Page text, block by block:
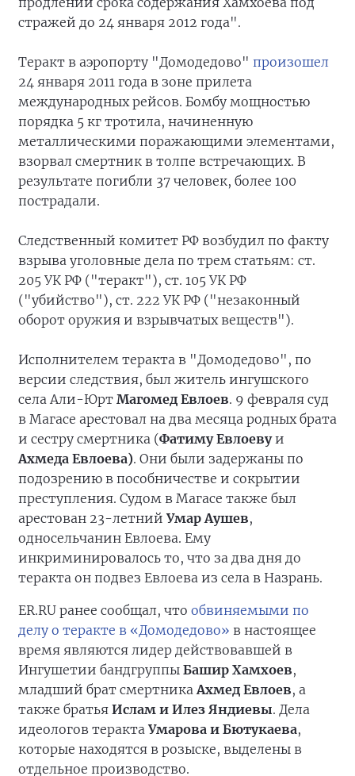
стражей до 24 января 2012 года".
Теракт в аэропорту "Домодедово" произошел
24 января 2011 года в зоне прилета
международных рейсов. Бомбу мощностью
порядка 5 кг тротила, начиненную
металлическими поражающими элементами,
взорвал смертник в толпе встречающих. В
результате погибли 37 человек, более 100
пострадали.
Следственный комитет РФ возбудил по факту
взрыва уголовные дела по трем статьям: ст.
205 УК РФ ("теракт"), ст. 105 УК РФ
("убийство"), ст. 222 УК РФ ("незаконный
оборот оружия и взрывчатых веществ").
Исполнителем теракта в "Домодедово", по
версии следствия, был житель ингушского
села Али-Юрт Магомед Евлоев. 9 февраля суд
в Магасе арестовал на два месяца родных брата
и сестру смертника (Фатиму Евлоевуи
Ахмеда Евлоева). Они были задержаны по
подозрению в пособничестве и сокрытии
преступления. Судом в Магасе также был
арестован 23-летний Умар Аушев,
односельчанин Евлоева. Ему
инкриминировалось то, что за два дня до
теракта он подвез Евлоева из села в Назрань.
ER.RU ранее сообщал, что обвиняемыми по
делу о теракте в «Домодедово» в настоящее
время являются лидер действовавшей в
Ингушетии бандгруппы Башир Хамхоев,
младший брат смертникаАхмед Евлоев, а
также братья Ислам и Илез Яндиевы. Дела
идеологов теракта Умарова и Бютукаева,
которые находятся в розыске, выделены в
отдельное производство.